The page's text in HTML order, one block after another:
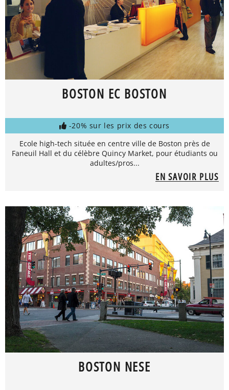
BOSTON EC BOSTON
-20% sur les prix des cours
Ecole high-tech située en centre ville de Boston près de
Faneuil Hall et du célèbre Quincy Market, pour étudiants ou
adultes/pros...
EN SAVOIR PLUS
BOSTON NESE